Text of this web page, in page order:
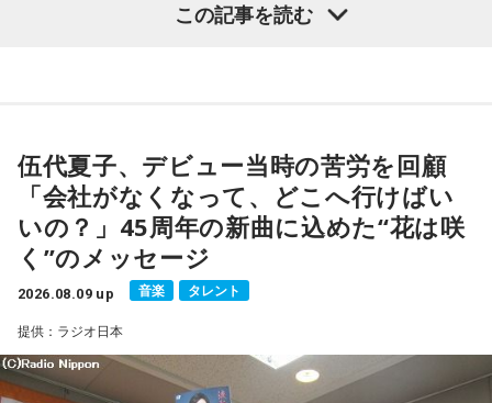
■放送日時：2026年8月16日（日） 19時～20時
■パーソナリティ：吉田尚記
■ゲスト：小山宙哉
■メールアドレス：manga@1242.com
■公式Xアカウント：@MANGARADIO1242
■ハッシュタグ：#マンガのラジオ
■番組HP：https://manga-no-radio.com/
た古今のトピックスが盛りだくさんです。
この記事を読む
伍代夏子、デビュー当時の苦労を回顧
「会社がなくなって、どこへ行けばい
いの？」45周年の新曲に込めた“花は咲
く”のメッセージ
2026.08.09 up 音楽 タレント
提供：ラジオ日本